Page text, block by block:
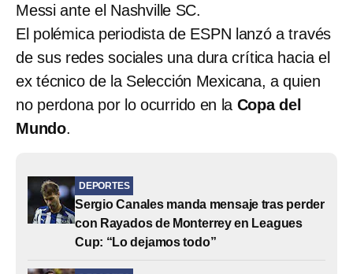
Messi ante el Nashville SC.
El polémica periodista de ESPN lanzó a través
de sus redes sociales una dura crítica hacia el
ex técnico de la Selección Mexicana, a quien
no perdona por lo ocurrido en la Copa del
Mundo.
DEPORTES
Sergio Canales manda mensaje tras perder
con Rayados de Monterrey en Leagues
Cup: “Lo dejamos todo”